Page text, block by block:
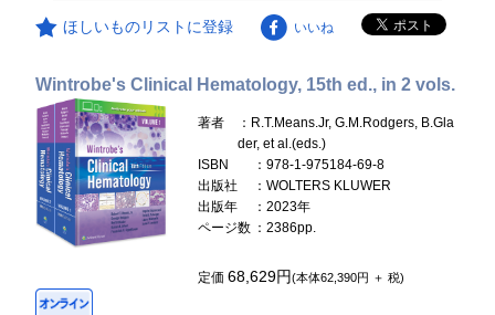
ほしいものリストに登録 いいね
Wintrobe's Clinical Hematology, 15th ed., in 2 vols.
著者
：R.T.Means.Jr, G.M.Rodgers, B.Gla
der, et al.(eds.)
ISBN
：978-1-975184-69-8
出版社
：WOLTERS KLUWER
出版年
：2023年
ページ数 ：2386pp.
定価68,629円(本体62,390円 ＋ 税)